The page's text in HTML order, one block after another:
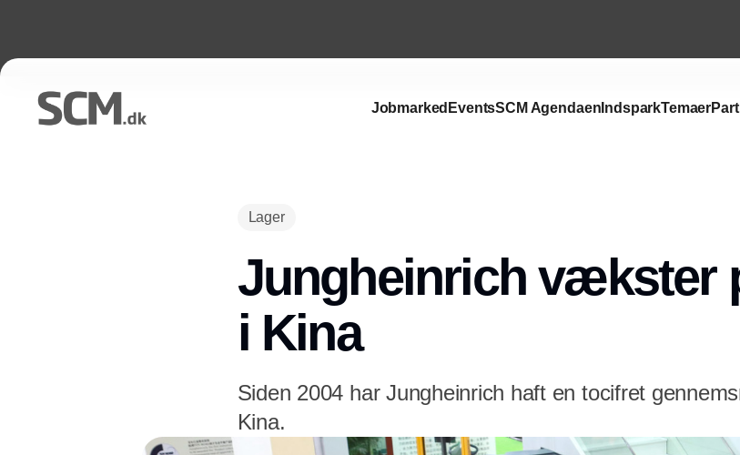
Jobmarked EventsSCM Agendaen IndsparkTemaer
Lager
Jungheinrich vækster
i Kina
Siden 2004 har Jungheinrich haft en tocifret
Kina.